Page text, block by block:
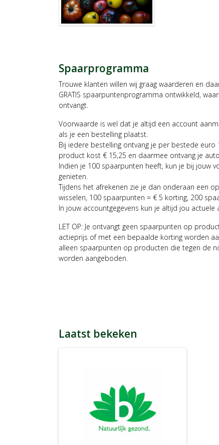
Spaarprogramma
Trouwe klanten willen wij graag waarderen en
GRATIS spaarpuntenprogramma ontwikkeld,
ontvangt.
Voorwaarde is wel dat je altijd een account
als je een bestelling plaatst.
Bij iedere bestelling ontvang je per bestede
product kost € 15,25 en daarmee ontvang je
Indien je 100 spaarpunten heeft, kun je bij jouw
genieten.
Tijdens het afrekenen zie je dan onderaan een
wisselen, 100 spaarpunten = € 5 korting, 200
In jouw accountgegevens kun je altijd jou
LET OP: Je ontvangt geen spaarpunten op
actieprijs of met een bepaalde korting worden
alleen spaarpunten op producten die tegen de
worden aangeboden.
Laatst bekeken